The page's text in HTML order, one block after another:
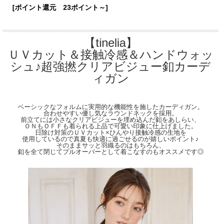
身幅：44cm
袖口幅：7.5cm
【Color】#49 オフホワイト/ #05 ブラック/ #101 ピンクベージュ/ #163 アイスブル
ー
【Attention】サイズは平置きサイズとなりますので測り方により誤差が出る場合が
ございます。 色合いはモニター環境により若干の誤差が出ます。 ライティングや
ませ。
[ポイント還元 23ポイント～]
【tinelia】
ＵＶカット＆接触冷感＆ハンドウォッ
シュ♪超強撚クリアビジュー釦カーデ
ィガン
ベーシックなフォルムに実用的な機能性を施したカーディガン。
合わせやすい優し気なラウンドネックを採用。
前立てには小さなクリアビジューを埋め込んだ釦をあしらい、
ＯＮもＯＦＦも着られる上品で可愛い印象に仕上げました。
日除け対策のＵＶカット×ひんやり接触冷感の生地を
使用しているので真夏も快適に過ごせるのが嬉しいポイント♪
そのままサッと羽織るのはもちろん、
釦を全て閉じてプルオーバーとして着こなすのもオススメです◎